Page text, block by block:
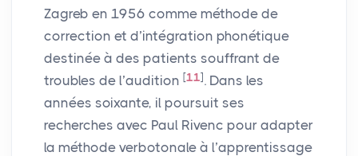
Zagreb en 1956 comme méthode de
correction et d’intégration phonétique
destinée à des patients souffrant de
troubles de l’audition [11] . Dans les
années soixante, il poursuit ses
recherches avec Paul Rivenc pour adapter
la méthode verbotonale à l’apprentissage